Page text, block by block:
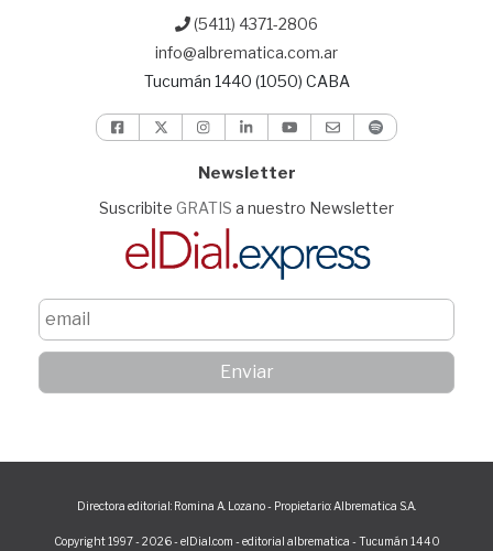
(5411) 4371-2806
info@albrematica.com.ar
Tucumán 1440 (1050) CABA
Newsletter
Suscribite GRATIS a nuestro Newsletter
Directora editorial: Romina A. Lozano - Propietario: Albrematica S.A.
Copyright 1997 - 2026 - elDial.com - editorial albrematica - Tucumán 1440